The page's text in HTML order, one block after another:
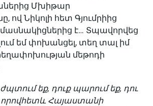
Մխիթար
ով Նիկոլի հետ Գյումրիից
է… Տպավորվեց
եմ փոխանցել, տեղ տալ իմ
մեթոդի
եք, դուք պարում եք, դու
որովհետև Հայաստանի